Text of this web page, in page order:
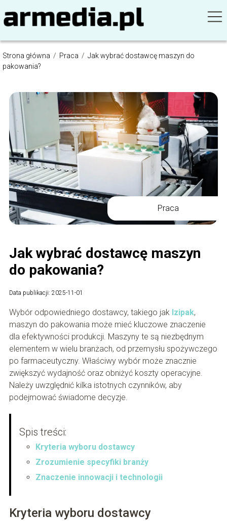
Strona główna / Praca / Jak wybrać dostawcę maszyn do
pakowania?
Praca
Jak wybrać dostawcę maszyn
do pakowania?
Data publikacji: 2025-11-01
Wybór odpowiedniego dostawcy, takiego jak Izipak,
maszyn do pakowania może mieć kluczowe znaczenie
dla efektywności produkcji. Maszyny te są niezbędnym
elementem w wielu branżach, od przemysłu spożywczego
po farmaceutyczny. Właściwy wybór może znacznie
zwiększyć wydajność oraz obniżyć koszty operacyjne.
Należy uwzględnić kilka istotnych czynników, aby
podejmować świadome decyzje.
Spis treści:
Kryteria wyboru dostawcy
Zrozumienie specyfiki branży
Znaczenie innowacji i technologii
Kryteria wyboru dostawcy